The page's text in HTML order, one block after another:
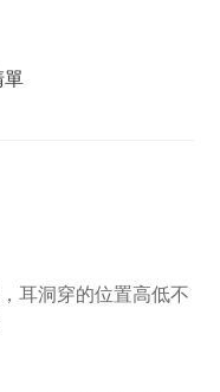
單
耳洞穿的位置高低不